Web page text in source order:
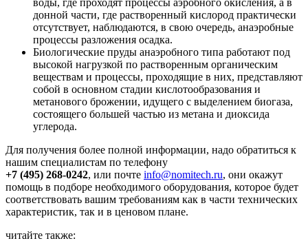
воды, где проходят процессы аэробного окисления, а в
донной части, где растворенный кислород практически
отсутствует, наблюдаются, в свою очередь, анаэробные
процессы разложения осадка.
Биологические пруды анаэробного типа работают под
высокой нагрузкой по растворенным органическим
веществам и процессы, проходящие в них, представляют
собой в основном стадии кислотообразования и
метанового брожении, идущего с выделением биогаза,
состоящего большей частью из метана и диоксида
углерода.
Для получения более полной информации, надо обратиться к
нашим специалистам по телефону
+7 (495) 268-0242, или почте info@nomitech.ru, они окажут
помощь в подборе необходимого оборудования, которое будет
соответствовать вашим требованиям как в части технических
характеристик, так и в ценовом плане.
читайте также: